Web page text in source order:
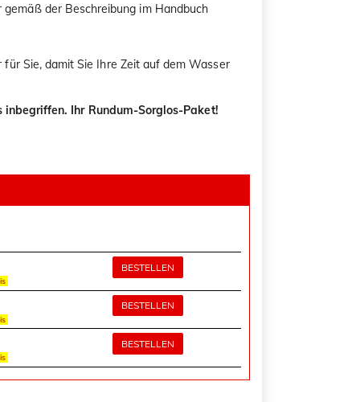
der Beschreibung im Handbuch
Sie, damit Sie Ihre Zeit auf dem Wasser
Ihr Rundum-Sorglos-Paket!
BESTELLEN
BESTELLEN
BESTELLEN